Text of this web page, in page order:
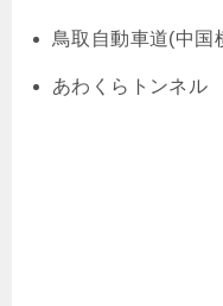
鳥取自動車道(中国
あわくらトンネル